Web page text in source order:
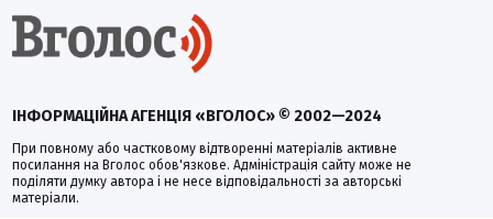
ІНФОРМАЦІЙНА АГЕНЦІЯ «ВГОЛОС» © 2002—2024
При повному або частковому відтворенні матеріалів активне
посилання на Вголос обов'язкове. Адміністрація сайту може не
поділяти думку автора і не несе відповідальності за авторські
матеріали.